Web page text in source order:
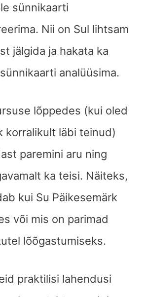
sünnikaarti
Nii on Sul lihtsam
jälgida ja hakata ka
analüüsima.
lõppedes (kui oled
korralikult läbi teinud)
paremini aru ning
ka teisi. Näiteks,
kui Su Päikesemärk
või mis on parimad
lõõgastumiseks.
praktilisi lahendusi